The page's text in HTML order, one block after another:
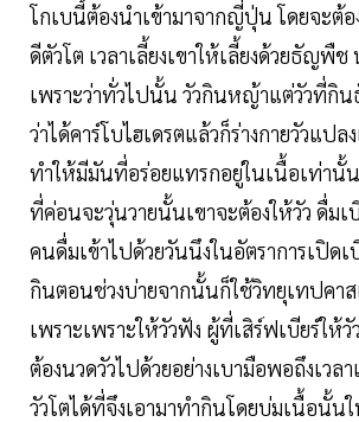
โกเบนี้ต้องนำเข้ามาจากญี่ปุ่น โดยจะต้
ดีตัวโต เวลาเลี้ยงเขาให้เลี้ยงด้วยธัญพื
เพราะว่าทั่วไปนั้น วัวกินหญ้าแต่วัวที่กิ
ว่าได้คาร์โบไฮเดรตแล้วก็ร่างกายวัวแป
ทำให้มีมันที่อร่อยแทรกอยู่ในเนื้อเท่านั้
ที่ค่อนจะวุ่นวายนั้นเขาจะต้องให้วัว ดื่ม
คนดื่มเข้าไปด้วยวันนึงในอัตราการเปิดเ
กินตอนช่วงบ่ายจากนั้นก็ใช้วิทยุเทปคา
เพราะเพราะให้วัวฟัง ผู้ที่เสิร์ฟเบียร์ให้
ต้องนวดวัวไปด้วยอย่างเบามือพอถึงเวล
วัวโตได้ที่จึงเอามาทำกินโดยบ่มเนื้อนั้น